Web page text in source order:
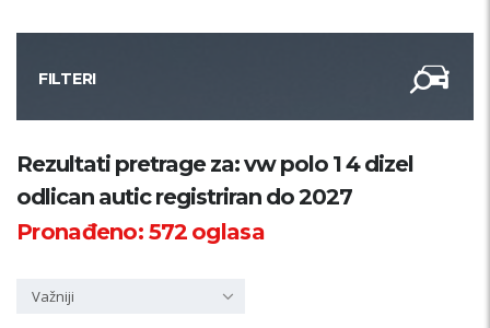
FILTERI
Kategorija
Županija
Rezultati pretrage za: vw polo 1 4 dizel
odlican autic registriran do 2027
Pronađeno:572oglasa
Važniji